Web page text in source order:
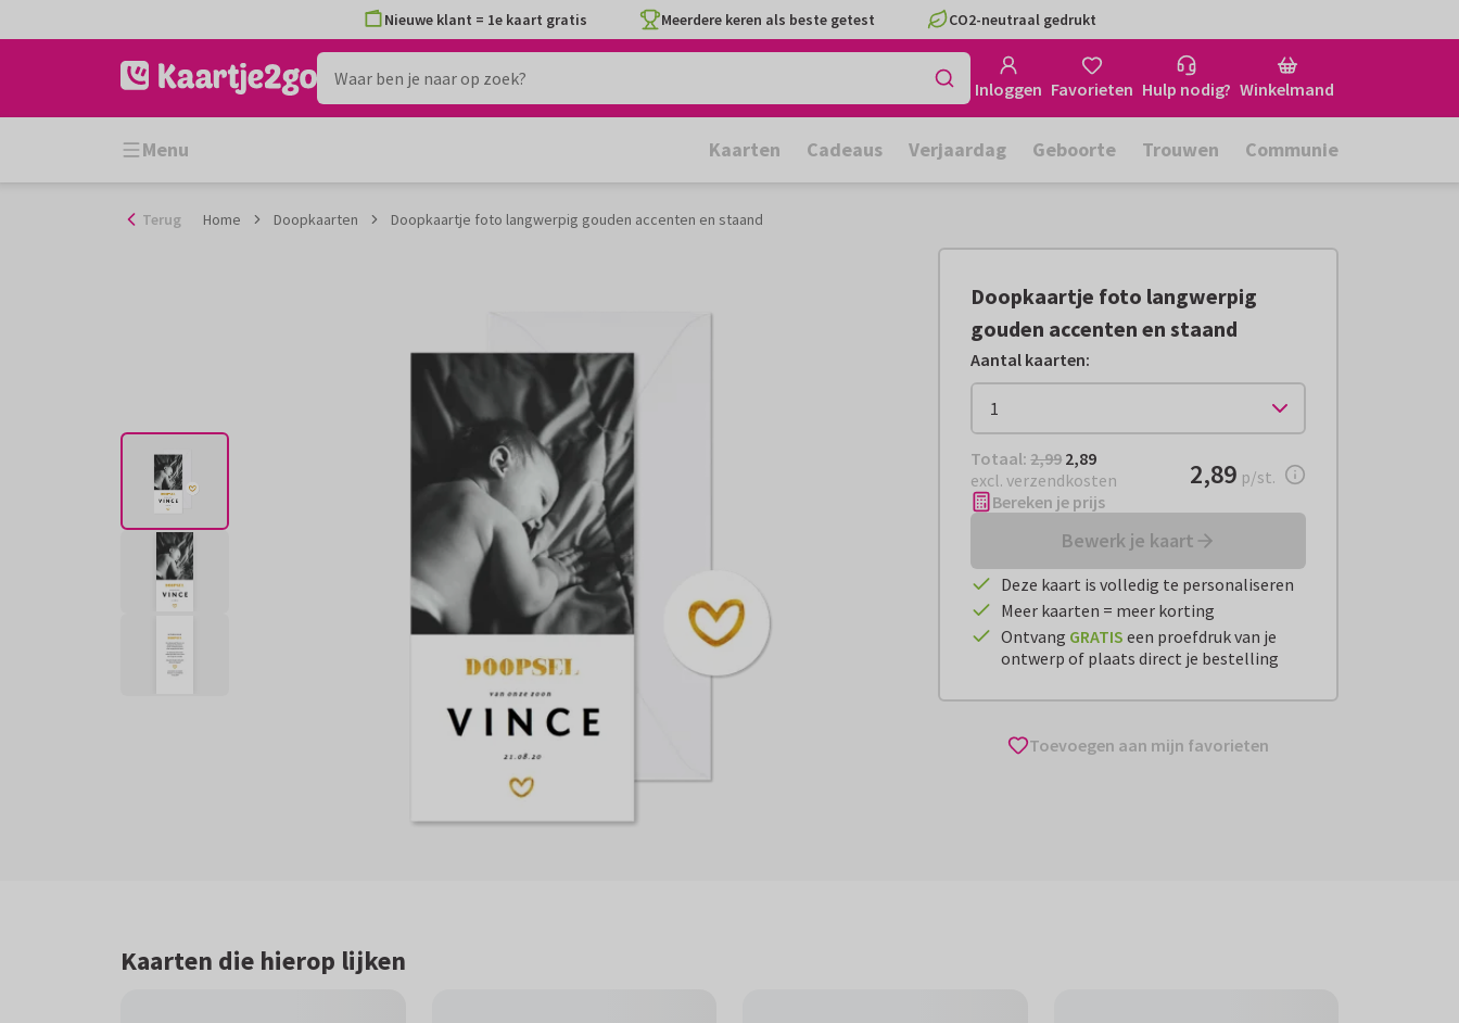
naar
Nieuwe klant = 1e kaart gratis Meerdere keren als beste getest CO2-neutraal gedrukt
Inloggen Favorieten Hulp nodig? Winkelmand
Menu Kaarten Cadeaus Verjaardag Geboorte Trouwen Communie
Terug Home Doopkaarten Doopkaartje foto langwerpig gouden accenten en staand
Doopkaartje foto langwerpig
gouden accenten en staand
Aantal kaarten:
Totaal: € 2,89
Totaal: 2,99 2,89
excl. verzendkosten
€ 2,89per stuk
2,89 p/st.
Bereken je prijs
Bewerk je kaart
Deze kaart is volledig te personaliseren
Meer kaarten = meer korting
Ontvang GRATIS een proefdruk van je
ontwerp of plaats direct je bestelling
Toevoegen aan mijn favorieten
Kaarten die hierop lijken